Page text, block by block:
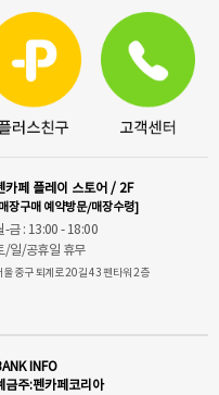
카페 플레이 스토어 / 2F
장구매 예약방문/매장수령]
-금 : 13:00 - 18:00
/일/공휴일 휴무
울 중구 퇴계로 20길 43 펜타워 2층
INFO
금주:펜카페코리아